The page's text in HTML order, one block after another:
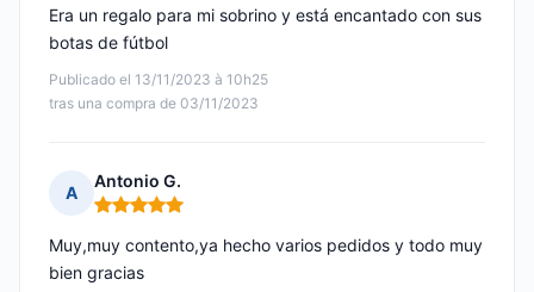
Publicado el 13/11/2023 à 10h25
tras una compra de 03/11/2023
Era un regalo para mi sobrino y está encantado con sus
botas de fútbol
A
Antonio G.
Nota: 5 de 5
Muy,muy contento,ya hecho varios pedidos y todo muy
bien gracias